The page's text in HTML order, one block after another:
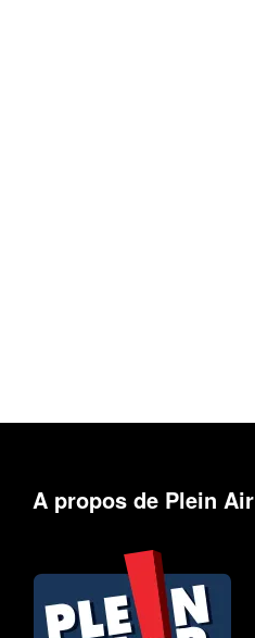
A propos de Plein Air